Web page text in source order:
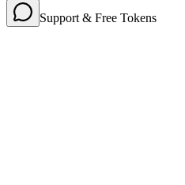
Support & Free Tokens